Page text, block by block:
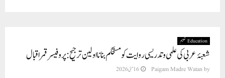
Education تعلیم
شعبۂ عربی کی علمی و تدریسی روایت کو مستحکم بنانا اولین ترجیح: پروفیسر قمر اقبال
by
Paigam Madre Watan 16 مئی 2026